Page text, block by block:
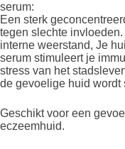
serum:
Een sterk
tegen slechte
interne weerstand, Je
serum stimuleert je
stress van het
de gevoelige huid wordt
Geschikt voor een
eczeemhuid.